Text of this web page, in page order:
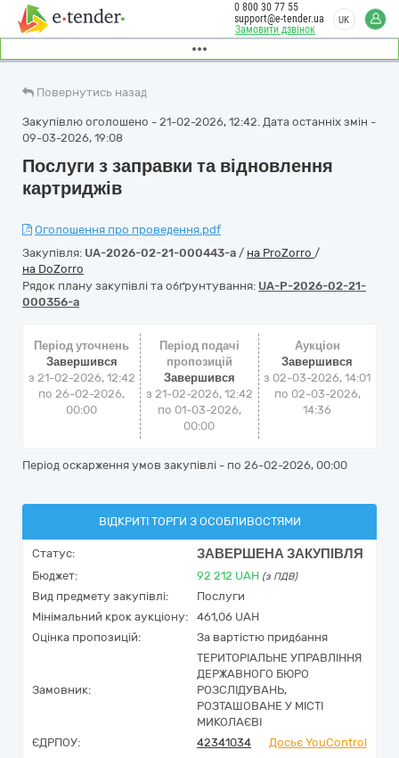
Замовити дзвінок
0 800 30 77 55
support@e-tender.ua
UK
Повернутись назад
Закупівлю оголошено - 21-02-2026, 12:42. Дата останніх змін -
09-03-2026, 19:08
Послуги з заправки та відновлення
картриджів
Оголошення про проведення.pdf
Закупівля: UA-2026-02-21-000443-a / на ProZorro /
на DoZorro
Рядок плану закупівлі та обґрунтування: UA-P-2026-02-21-
000356-a
Період уточнень
Завершився
з 21-02-2026, 12:42
по 26-02-2026,
00:00
Період подачі
пропозицій
Завершився
з 21-02-2026, 12:42
по 01-03-2026,
00:00
Аукціон
Завершився
з 02-03-2026, 14:01
по 02-03-2026,
14:36
Період оскарження умов закупівлі - по 26-02-2026, 00:00
ВІДКРИТІ ТОРГИ З ОСОБЛИВОСТЯМИ
Статус: ЗАВЕРШЕНА ЗАКУПІВЛЯ
Бюджет: 92 212 UAH (з ПДВ)
Вид предмету закупівлі:
Послуги
Мінімальний крок аукціону:
461,06 UAH
Оцінка пропозицій:
За вартістю придбання
Замовник:
ТЕРИТОРІАЛЬНЕ УПРАВЛІННЯ
ДЕРЖАВНОГО БЮРО
РОЗСЛІДУВАНЬ,
РОЗТАШОВАНЕ У МІСТІ
МИКОЛАЄВІ
ЄДРПОУ:
42341034
Досьє YouControl